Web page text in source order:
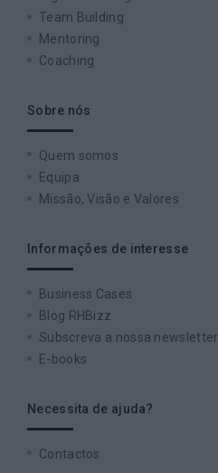
Team Building
Mentoring
Coaching
Sobre nós
Quem somos
Equipa
Missão, Visão e Valores
Informações de interesse
Business Cases
Blog RHBizz
Subscreva a nossa newsletter
E-books
Necessita de ajuda?
Contactos